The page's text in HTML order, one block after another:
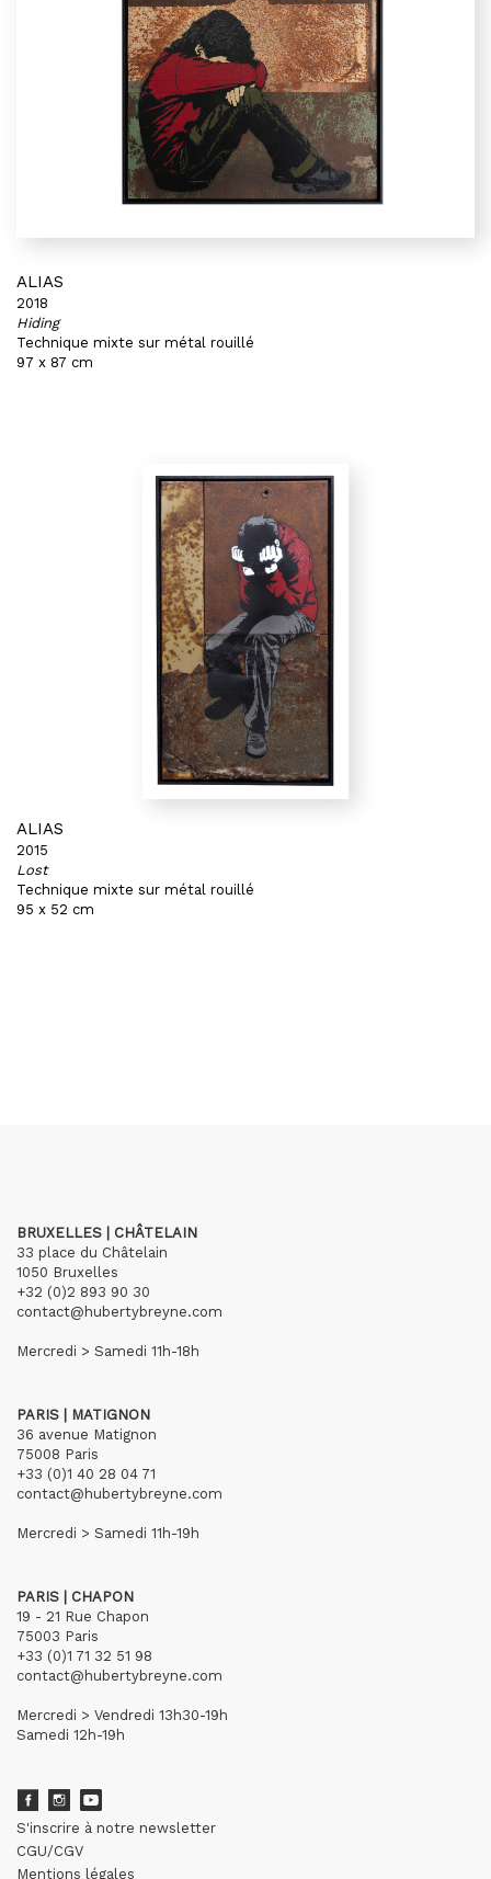
ALIAS
2018
Hiding
Technique mixte sur métal rouillé
97 x 87 cm
ALIAS
2015
Lost
Technique mixte sur métal rouillé
95 x 52 cm
BRUXELLES | CHÂTELAIN
33 place du Châtelain
1050 Bruxelles
+32 (0)2 893 90 30
contact@hubertybreyne.com
Mercredi > Samedi 11h-18h
PARIS | MATIGNON
36 avenue Matignon
75008 Paris
+33 (0)1 40 28 04 71
contact@hubertybreyne.com
Mercredi > Samedi 11h-19h
PARIS | CHAPON
19 - 21 Rue Chapon
75003 Paris
+33 (0)1 71 32 51 98
contact@hubertybreyne.com
Mercredi > Vendredi 13h30-19h
Samedi 12h-19h
S'inscrire à notre newsletter
CGU/CGV
Mentions légales